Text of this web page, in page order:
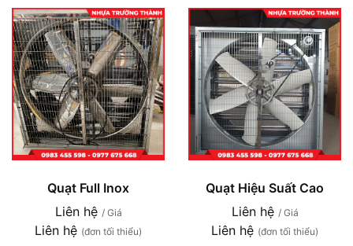
Quạt Full Inox
Liên hệ / Giá
Liên hệ (đơn tối thiểu)
Quạt Hiệu Suất Cao
Liên hệ / Giá
Liên hệ (đơn tối thiểu)